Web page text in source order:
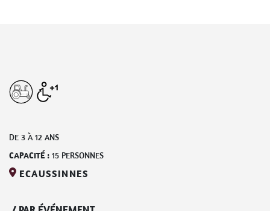
DE 3 À12 ANS
CAPACITÉ : 15 PERSONNES
ECAUSSINNES